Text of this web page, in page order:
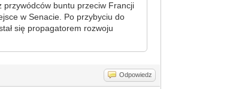
przywódców buntu przeciw Francji
w Senacie. Po przybyciu do
się propagatorem rozwoju
Odpowiedz